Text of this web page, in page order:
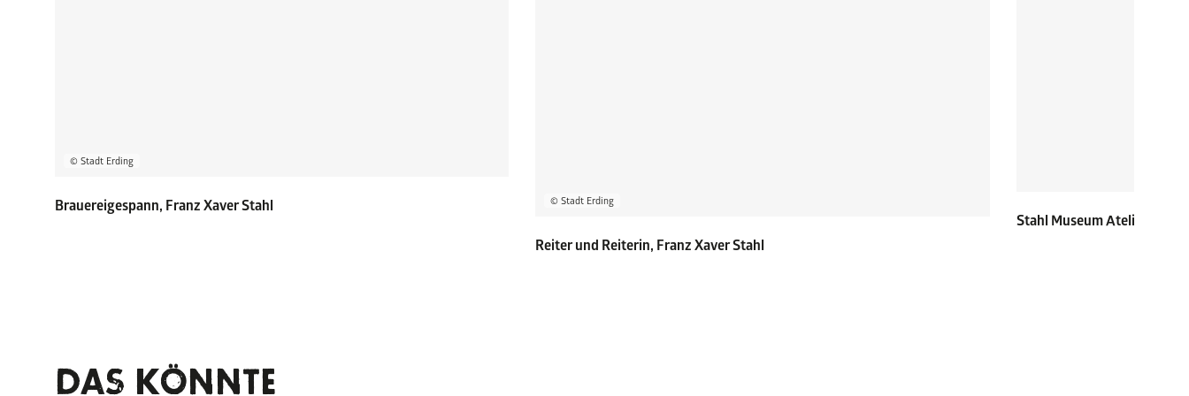
© Stadt Erding
Brauereigespann, Franz Xaver Stahl © Stadt Erding
Reiter und Reiterin, Franz Xaver Stahl
Stahl Museum Atelier
DAS KÖNNTE